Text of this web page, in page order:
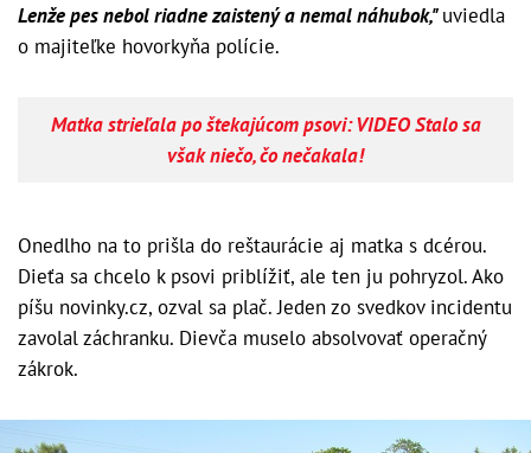
Lenže pes nebol riadne zaistený a nemal náhubok,"uviedla
o majiteľke hovorkyňa polície.
Matka strieľala po štekajúcom psovi: VIDEO Stalo sa
však niečo, čo nečakala!
Onedlho na to prišla do reštaurácie aj matka s dcérou.
Dieťa sa chcelo k psovi priblížiť, ale ten ju pohryzol. Ako
píšu novinky.cz, ozval sa plač. Jeden zo svedkov incidentu
zavolal záchranku. Dievča muselo absolvovať operačný
zákrok.